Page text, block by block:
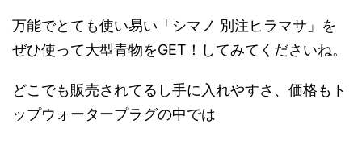
万能でとても使い易い「シマノ 別注ヒラマサ」を
ぜひ使って大型青物をGET！してみてくださいね。
どこでも販売されてるし手に入れやすさ、価格もト
ップウォータープラグの中では